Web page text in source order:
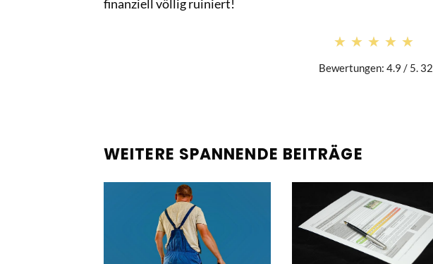
finanziell völlig ruiniert!
★★★★★
★★★★★
Bewertungen: 4.9 / 5. 32
WEITERE SPANNENDE BEITRÄGE